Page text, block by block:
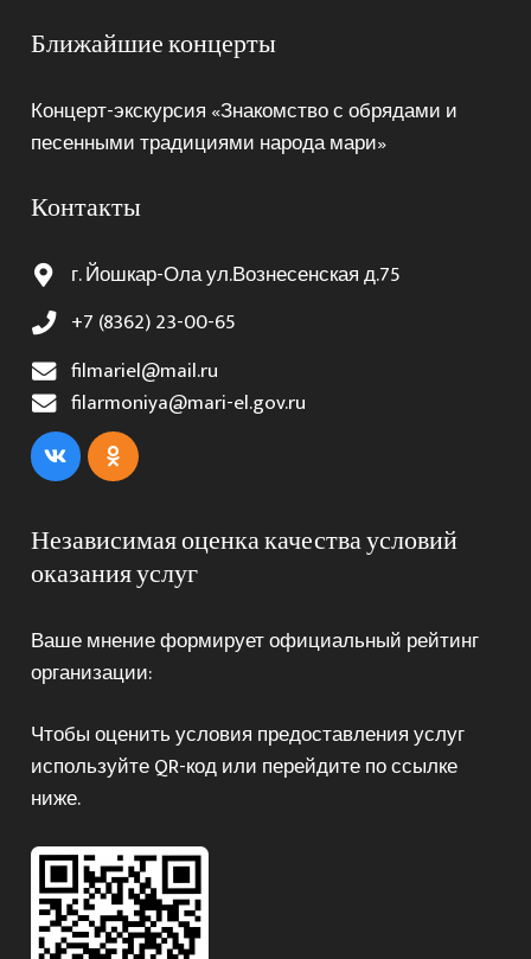
Ближайшие концерты
Концерт-экскурсия «Знакомство с обрядами и
песенными традициями народа мари»
Контакты
г. Йошкар-Ола ул.Вознесенская д.75
+7 (8362) 23-00-65
filmariel@mail.ru
filarmoniya@mari-el.gov.ru
Независимая оценка качества условий
оказания услуг
Ваше мнение формирует официальный рейтинг
организации:
Чтобы оценить условия предоставления услуг
используйте QR-код или перейдите по ссылке
ниже.